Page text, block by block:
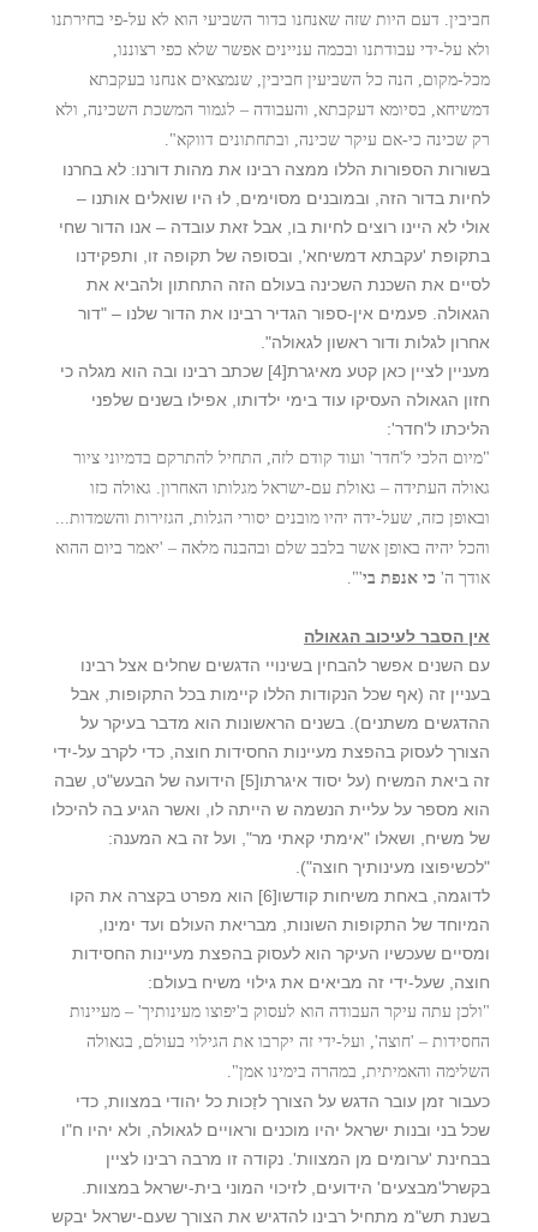
חביבין. דעם היות שזה שאנחנו בדור השביעי הוא לא על-פי בחירתנו
ולא על-ידי עבודתנו ובכמה עניינים אפשר שלא כפי רצוננו,
מכל-מקום, הנה כל השביעין חביבין, שנמצאים אנחנו בעקבתא
דמשיחא, בסיומא דעקבתא, והעבודה – לגמור המשכת השכינה, ולא
רק שכינה כי-אם עיקר שכינה, ובתחתונים דווקא".
בשורות הספורות הללו ממצה רבינו את מהות דורנו: לא בחרנו
לחיות בדור הזה, ובמובנים מסוימים, לוּ היו שואלים אותנו –
אולי לא היינו רוצים לחיות בו, אבל זאת עובדה – אנו הדור שחי
בתקופת 'עקבתא דמשיחא', ובסופה של תקופה זו, ותפקידנו
לסיים את השכנת השכינה בעולם הזה התחתון ולהביא את
הגאולה. פעמים אין-ספור הגדיר רבינו את הדור שלנו – "דור
אחרון לגלות ודור ראשון לגאולה".
מעניין לציין כאן קטע מאיגרת[4] שכתב רבינו ובה הוא מגלה כי
חזון הגאולה העסיקו עוד בימי ילדותו, אפילו בשנים שלפני
הליכתו ל'חדר':
"מיום הלכי ל'חדר' ועוד קודם לזה, התחיל להתרקם בדמיוני ציור
גאולה העתידה – גאולת עם-ישראל מגלותו האחרון. גאולה כזו
ובאופן כזה, שעל-ידה יהיו מובנים יסורי הגלות, הגזירות והשמדות...
והכל יהיה באופן אשר בלבב שלם ובהבנה מלאה – 'יאמר ביום ההוא
אודך ה' כי אנפת בי'".
אין הסבר לעיכוב הגאולה
עם השנים אפשר להבחין בשינויי הדגשים שחלים אצל רבינו
בעניין זה (אף שכל הנקודות הללו קיימות בכל התקופות, אבל
ההדגשים משתנים). בשנים הראשונות הוא מדבר בעיקר על
הצורך לעסוק בהפצת מעיינות החסידות חוצה, כדי לקרב על-ידי
זה ביאת המשיח (על יסוד איגרתו[5] הידועה של הבעש"ט, שבה
הוא מספר על עליית הנשמה ש הייתה לו, ואשר הגיע בה להיכלו
של משיח, ושאלו "אימתי קאתי מר", ועל זה בא המענה:
"לכשיפוצו מעינותיך חוצה").
לדוגמה, באחת משיחות קודשו[6] הוא מפרט בקצרה את הקו
המיוחד של התקופות השונות, מבריאת העולם ועד ימינו,
ומסיים שעכשיו העיקר הוא לעסוק בהפצת מעיינות החסידות
חוצה, שעל-ידי זה מביאים את גילוי משיח בעולם:
"ולכן עתה עיקר העבודה הוא לעסוק ב'יפוצו מעינותיך' – מעיינות
החסידות – 'חוצה', ועל-ידי זה יקרבו את הגילוי בעולם, בגאולה
השלימה והאמיתית, במהרה בימינו אמן".
כעבור זמן עובר הדגש על הצורך לזַכות כל יהודי במצוות, כדי
שכל בני ובנות ישראל יהיו מוכנים וראויים לגאולה, ולא יהיו ח"ו
בבחינת 'ערומים מן המצוות'. נקודה זו מרבה רבינו לציין
בקשרל'מבצעים' הידועים, לזיכוי המוני בית-ישראל במצוות.
בשנת תש"מ מתחיל רבינו להדגיש את הצורך שעם-ישראל יבקש